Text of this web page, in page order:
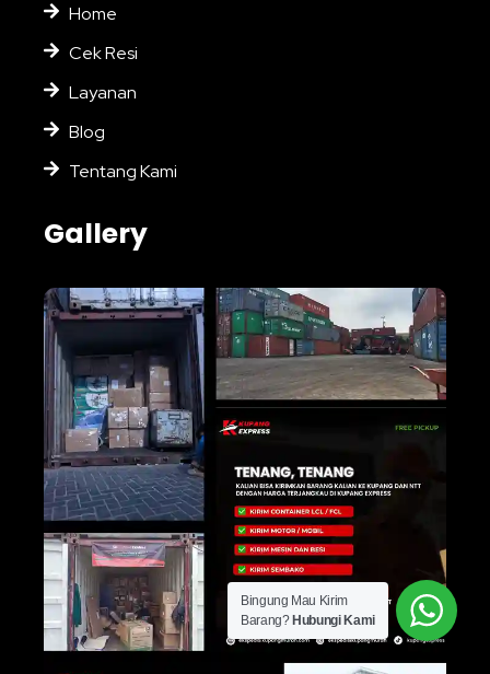
Home
Cek Resi
Layanan
Blog
Tentang Kami
Gallery
Bingung Mau Kirim
Barang? Hubungi Kami